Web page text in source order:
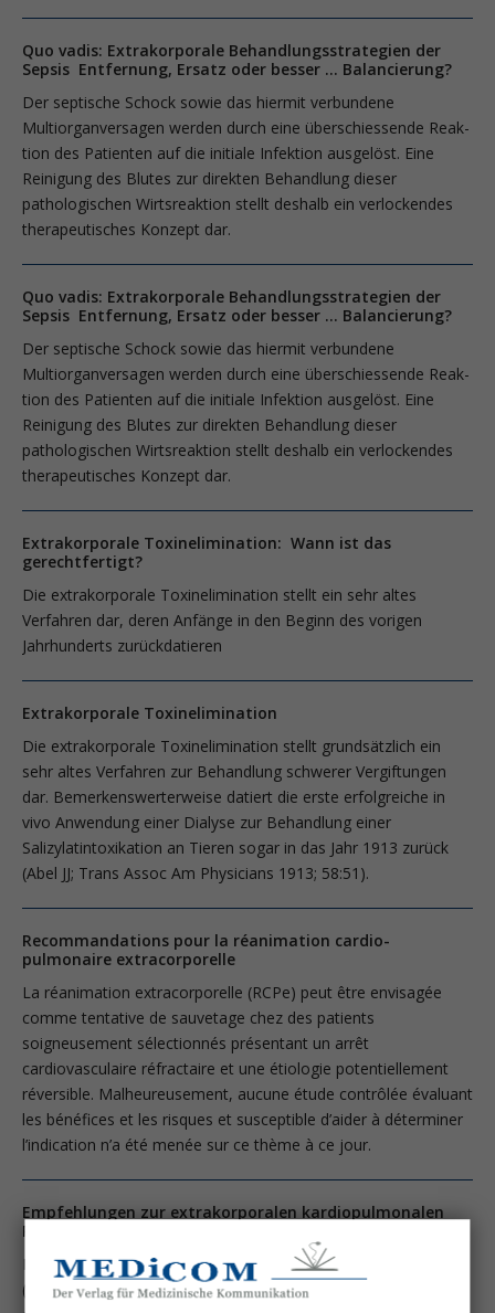
Quo vadis: Extrakorporale Behandlungsstrategien der
Sepsis Entfernung, Ersatz oder besser … Balancierung?
Der septische Schock sowie das hiermit verbundene
Multiorganversagen werden durch eine überschiessende Reak­
tion des Patienten auf die initiale Infektion ausgelöst. Eine
Reinigung des Blutes zur direkten Behandlung dieser
pathologischen Wirtsreaktion stellt deshalb ein verlockendes
therapeutisches Konzept dar.
Quo vadis: Extrakorporale Behandlungsstrategien der
Sepsis Entfernung, Ersatz oder besser … Balancierung?
Der septische Schock sowie das hiermit verbundene
Multiorganversagen werden durch eine überschiessende Reak­
tion des Patienten auf die initiale Infektion ausgelöst. Eine
Reinigung des Blutes zur direkten Behandlung dieser
pathologischen Wirtsreaktion stellt deshalb ein verlockendes
therapeutisches Konzept dar.
Extrakorporale Toxinelimination: Wann ist das
gerechtfertigt?
Die extrakorporale Toxinelimination stellt ein sehr altes
Verfahren dar, deren Anfänge in den Beginn des vorigen
Jahrhunderts zurückdatieren
Extrakorporale Toxinelimination
Die extrakorporale Toxinelimination stellt grundsätzlich ein
sehr altes Verfahren zur Behandlung schwerer Vergiftungen
dar. Bemerkenswerterweise datiert die erste erfolgreiche in
vivo Anwendung einer Dialyse zur Behandlung einer
Salizylatintoxikation an Tieren sogar in das Jahr 1913 zurück
(Abel JJ; Trans Assoc Am Physicians 1913; 58:51).
Recommandations pour la réanimation cardio-
pulmonaire extracorporelle
La réanimation extracorporelle (RCPe) peut être envisagée
comme tentative de sauvetage chez des patients
soigneusement sélectionnés présentant un arrêt
cardiovasculaire réfractaire et une étiologie potentiellement
réversible. Malheureusement, aucune étude contrôlée évaluant
les bénéfices et les risques et susceptible d’aider à déterminer
l’indication n’a été menée sur ce thème à ce jour.
Empfehlungen zur extrakorporalen kardiopulmonalen
Reanimation (eCPR)
Die extrakorporale kardiopulmonale Reanimation
(„extracorporeal cardiopulmonary resuscitation“, eCPR) kann